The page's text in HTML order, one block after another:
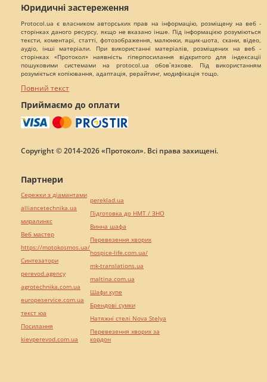
Юридичні застереження
Protocol.ua є власником авторських прав на інформацію, розміщену на веб -
сторінках даного ресурсу, якщо не вказано інше. Під інформацією розуміються
тексти, коментарі, статті, фотозображення, малюнки, ящик-шота, скани, відео,
аудіо, інші матеріали. При використанні матеріалів, розміщених на веб -
сторінках «Протокол» наявність гіперпосилання відкритого для індексації
пошуковими системами на protocol.ua обов`язкове. Під використанням
розуміється копіювання, адаптація, рерайтинг, модифікація тощо.
Повний текст
Приймаємо до оплати
Copyright © 2014-2026 «Протокол». Всі права захищені.
Партнери
Сережки з діамантами
alliancetechnika.ua
миралинкс
Веб мастер
https://motokosmos.ua/
Синтезатори
perevod.agency
agrotechnika.com.ua
europeservice.com.ua
текст юа
Посилання
kievperevod.com.ua
pereklad.ua
Підготовка до НМТ / ЗНО
Винна шафа
Перевезення хворих
hospice-life.com.ua/
mk-translations.ua
maltina.com.ua
Шафи купе
Брендові сумки
Натяжні стелі Nova Stelya
Перевезення хворих за
кордон